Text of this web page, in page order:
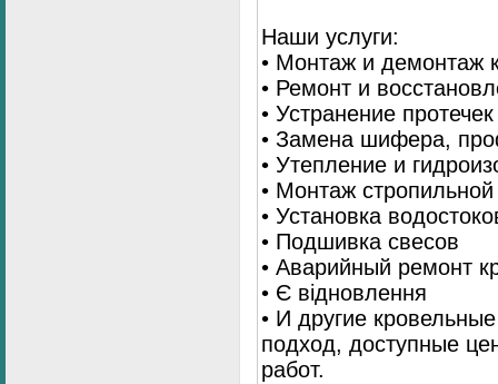
Наши услуги:
• Монтаж и демонтаж
• Ремонт и
• Устранение протечек
• Замена шифера,
• Утепление и
• Монтаж
• Установка
• Подшивка свесов
• Аварийный ремонт
• Є відновлення
• И другие
подход, доступные
работ.